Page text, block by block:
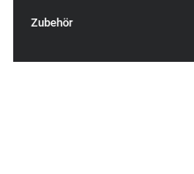
Zubehör